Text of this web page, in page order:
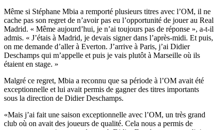
Même si Stéphane Mbia a remporté plusieurs titres avec l’OM, il ne
cache pas son regret de n’avoir pas eu l’opportunité de jouer au Real
Madrid. « Même aujourd’hui, je n’ai toujours pas de réponse », a-t-il
admis. « J’étais à Madrid, je devais signer dans l’après-midi. Et puis,
on me demande d’aller à Everton. J’arrive à Paris, j’ai Didier
Deschamps qui m’appelle et puis je vais plutôt à Marseille où ils
étaient en stage. »
Malgré ce regret, Mbia a reconnu que sa période à l’OM avait été
exceptionnelle et lui avait permis de gagner des titres importants
sous la direction de Didier Deschamps.
«Mais j’ai fait une saison exceptionnelle avec l’OM, un très grand
club où on avait des joueurs de qualité. Cela nous a permis de